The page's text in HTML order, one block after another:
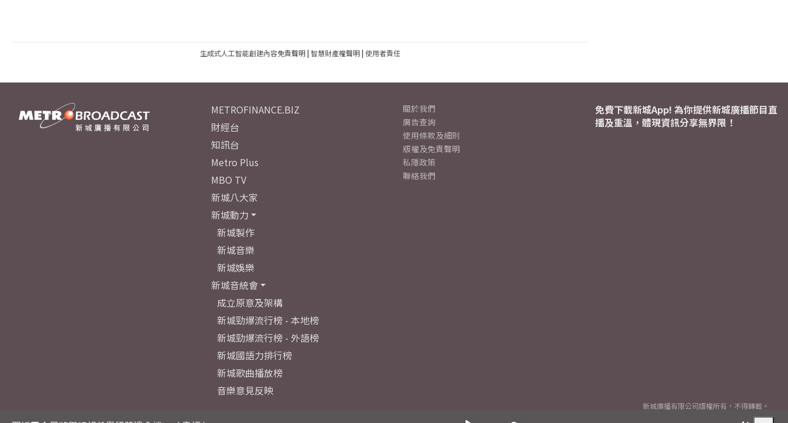
生成式人工智能創建內容免責聲明| 智慧財產權聲明| 使用者責任
METROFINANCE.BIZ
財經台
知訊台
Metro Plus
MBO TV
新城八大家
新城動力
新城製作
新城音樂
新城娛樂
新城音統會
成立原意及架構
新城勁爆流行榜 - 本地榜
新城勁爆流行榜 - 外語榜
新城國語力排行榜
新城歌曲播放榜
音樂意見反映
關於我們
廣告查詢
使用條款及細則
版權及免責聲明
私隱政策
聯絡我們
免費下載新城App! 為你提供新城廣播節目直
播及重溫，體現資訊分享無界限！
新城廣播有限公司版權所有，不得轉載。
2026© Metro Broadcast Corporation Limited. All rights reserved.